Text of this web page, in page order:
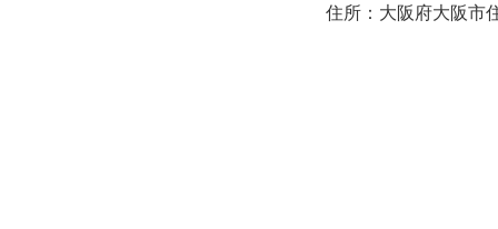
住所：大阪府大阪市